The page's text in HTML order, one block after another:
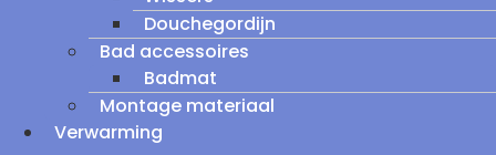
Douchegordijn
Bad accessoires
Badmat
Montage materiaal
Verwarming